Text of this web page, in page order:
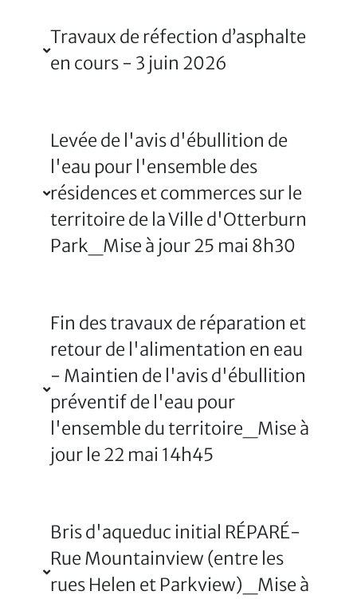
Travaux de réfection d’asphalte
en cours - 3 juin 2026
Levée de l'avis d'ébullition de
l'eau pour l'ensemble des
résidences et commerces sur le
territoire de la Ville d'Otterburn
Park_Mise à jour 25 mai 8h30
Fin des travaux de réparation et
retour de l'alimentation en eau
- Maintien de l'avis d'ébullition
préventif de l'eau pour
l'ensemble du territoire_Mise à
jour le 22 mai 14h45
Bris d'aqueduc initial RÉPARÉ-
Rue Mountainview (entre les
rues Helen et Parkview)_Mise à